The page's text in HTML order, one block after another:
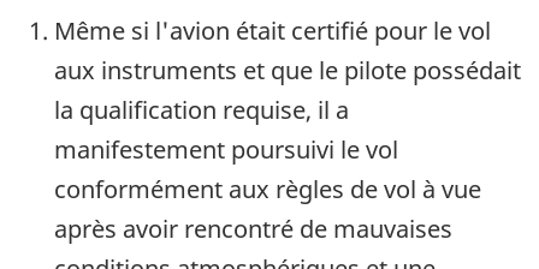
Même si l'avion était certifié pour le vol
aux instruments et que le pilote possédait
la qualification requise, il a
manifestement poursuivi le vol
conformément aux règles de vol à vue
après avoir rencontré de mauvaises